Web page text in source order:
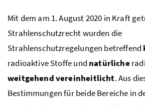
Mit dem am 1. August 2020 in Kraft
Strahlenschutzrecht wurden die
Strahlenschutzregelungen betreffend
radioaktive Stoffe und natürliche
weitgehend vereinheitlicht. Aus
Bestimmungen für beide Bereiche in